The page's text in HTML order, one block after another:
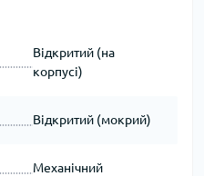
Відкритий (на
корпусі)
Відкритий (мокрий)
Механічний